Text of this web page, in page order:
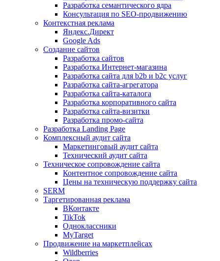
Разработка семантического ядра
Консультация по SEO-продвижению
Контекстная реклама
Яндекс.Директ
Google Ads
Создание сайтов
Разработка сайтов
Разработка Интернет-магазина
Разработка сайта для b2b и b2c услуг
Разработка сайта-агрегатора
Разработка сайта-каталога
Разработка корпоративного сайта
Разработка сайта-визитки
Разработка промо-сайта
Разработка Landing Page
Комплексный аудит сайта
Маркетинговый аудит сайта
Технический аудит сайта
Техническое сопровождение сайта
Контентное сопровождение сайта
Цены на техническую поддержку сайта
SERM
Таргетированная реклама
ВКонтакте
TikTok
Одноклассники
MyTarget
Продвижение на маркетплейсах
Wildberries